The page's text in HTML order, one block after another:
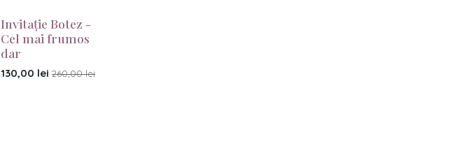
Invitație Botez -
Cel mai frumos
dar
130,00 lei 260,00lei